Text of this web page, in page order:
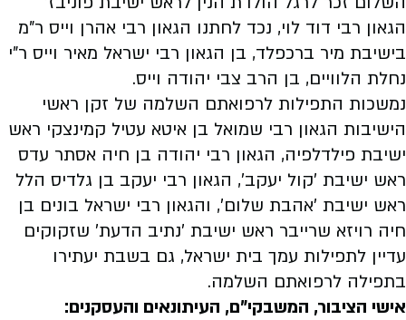
הגאון רבי דוד לוי, נכד לחתנו הגאון רבי אהרן וייס ר"מ
בישיבת מיר ברכפלד, בן הגאון רבי ישראל מאיר וייס ר"י
נחלת הלוויים, בן הרב צבי יהודה וייס.
נמשכות התפילות לרפואתם השלמה של זקן ראשי
הישיבות הגאון רבי שמואל בן איטא עטיל קמינצקי ראש
ישיבת פילדלפיה, הגאון רבי יהודה בן חיה אסתר עדס
ראש ישיבת 'קול יעקב', הגאון רבי יעקב בן גלדיס הלל
ראש ישיבת 'אהבת שלום', והגאון רבי ישראל בונים בן
חיה רויזא שרייבר ראש ישיבת 'נתיב הדעת' שזקוקים
עדיין לתפילות עמך בית ישראל, גם בשבת יעתירו
בתפילה לרפואתם השלמה.
אישי הציבור, המשבקי"ם, העיתונאים והעסקנים: